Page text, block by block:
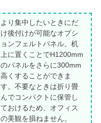
より集中したいときにだ
け後付けが可能なオプシ
ョンフェルトパネル。机
上に置くことでH1200mm
のパネルをさらに300mm
高くすることができま
す。不要なときは折り畳
んでコンパクトに保管し
ておけるため、オフィス
の美観を損ねません。